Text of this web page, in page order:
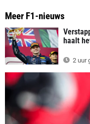
Meer F1-nieuws
haalt
2 uur